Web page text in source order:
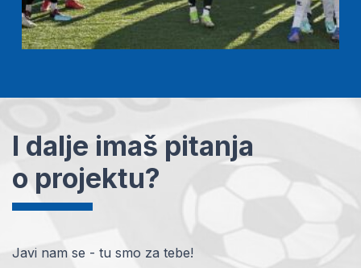
I dalje imaš pitanja
o projektu?
Javi nam se - tu smo za tebe!